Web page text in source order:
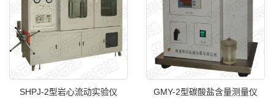
SHPJ-2型岩心流动实验仪 GMY-2型碳酸盐含量测量仪